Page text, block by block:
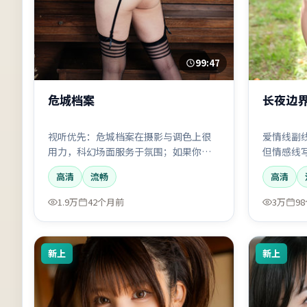
99:47
危城档案
视听优先：危城档案在摄影与调色上很
用力，科幻场面服务于氛围；如果你在
意「电影感」，它会加分。
高清
流畅
1.9万
42个月前
长夜边
爱情线副
但情感线
哉化学反
高清
3万
新上 新上